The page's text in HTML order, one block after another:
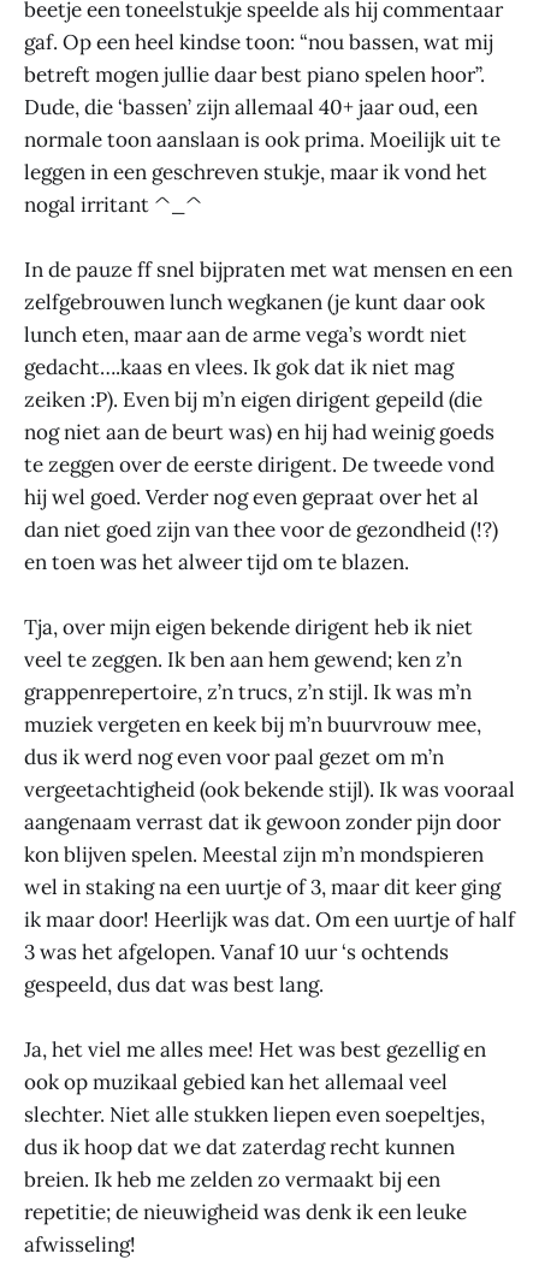
beetje een toneelstukje speelde als hij commentaar
gaf. Op een heel kindse toon: “nou bassen, wat mij
betreft mogen jullie daar best piano spelen hoor”.
Dude, die ‘bassen’ zijn allemaal 40+ jaar oud, een
normale toon aanslaan is ook prima. Moeilijk uit te
leggen in een geschreven stukje, maar ik vond het
nogal irritant ^_^
In de pauze ff snel bijpraten met wat mensen en een
zelfgebrouwen lunch wegkanen (je kunt daar ook
lunch eten, maar aan de arme vega’s wordt niet
gedacht….kaas en vlees. Ik gok dat ik niet mag
zeiken :P). Even bij m’n eigen dirigent gepeild (die
nog niet aan de beurt was) en hij had weinig goeds
te zeggen over de eerste dirigent. De tweede vond
hij wel goed. Verder nog even gepraat over het al
dan niet goed zijn van thee voor de gezondheid (!?)
en toen was het alweer tijd om te blazen.
Tja, over mijn eigen bekende dirigent heb ik niet
veel te zeggen. Ik ben aan hem gewend; ken z’n
grappenrepertoire, z’n trucs, z’n stijl. Ik was m’n
muziek vergeten en keek bij m’n buurvrouw mee,
dus ik werd nog even voor paal gezet om m’n
vergeetachtigheid (ook bekende stijl). Ik was vooraal
aangenaam verrast dat ik gewoon zonder pijn door
kon blijven spelen. Meestal zijn m’n mondspieren
wel in staking na een uurtje of 3, maar dit keer ging
ik maar door! Heerlijk was dat. Om een uurtje of half
3 was het afgelopen. Vanaf 10 uur ‘s ochtends
gespeeld, dus dat was best lang.
Ja, het viel me alles mee! Het was best gezellig en
ook op muzikaal gebied kan het allemaal veel
slechter. Niet alle stukken liepen even soepeltjes,
dus ik hoop dat we dat zaterdag recht kunnen
breien. Ik heb me zelden zo vermaakt bij een
repetitie; de nieuwigheid was denk ik een leuke
afwisseling!